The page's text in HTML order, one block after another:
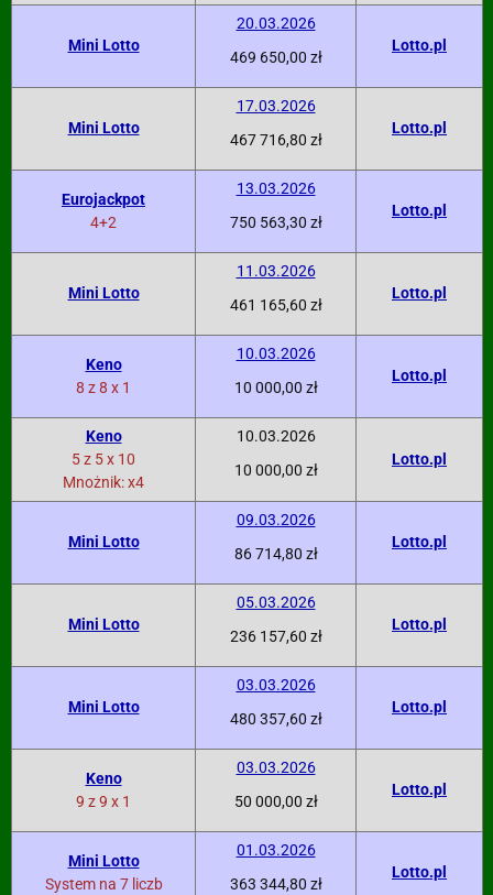
Mini Lotto
20.03.2026
469 650,00 zł
Lotto.pl
Mini Lotto
17.03.2026
467 716,80 zł
Lotto.pl
Eurojackpot
4+2
13.03.2026
750 563,30 zł
Lotto.pl
Mini Lotto
11.03.2026
461 165,60 zł
Lotto.pl
Keno
8 z 8 x 1
10.03.2026
10 000,00 zł
Lotto.pl
Keno
5 z 5 x 10
Mnożnik: x4
10.03.2026
10 000,00 zł
Lotto.pl
Mini Lotto
09.03.2026
86 714,80 zł
Lotto.pl
Mini Lotto
05.03.2026
236 157,60 zł
Lotto.pl
Mini Lotto
03.03.2026
480 357,60 zł
Lotto.pl
Keno
9 z 9 x 1
03.03.2026
50 000,00 zł
Lotto.pl
Mini Lotto
System na 7 liczb
01.03.2026
363 344,80 zł
Lotto.pl